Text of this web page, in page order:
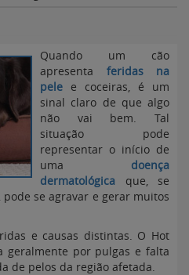
Quando um cão
apresenta
feridas na
pele e coceiras, é um
sinal claro de que algo
não vai bem. Tal
situação pode
representar o início de
uma doença
dermatológica que, se
se agravar e gerar muitos
e causas distintas. O Hot
geralmente por pulgas e falta
de pelos da região afetada.